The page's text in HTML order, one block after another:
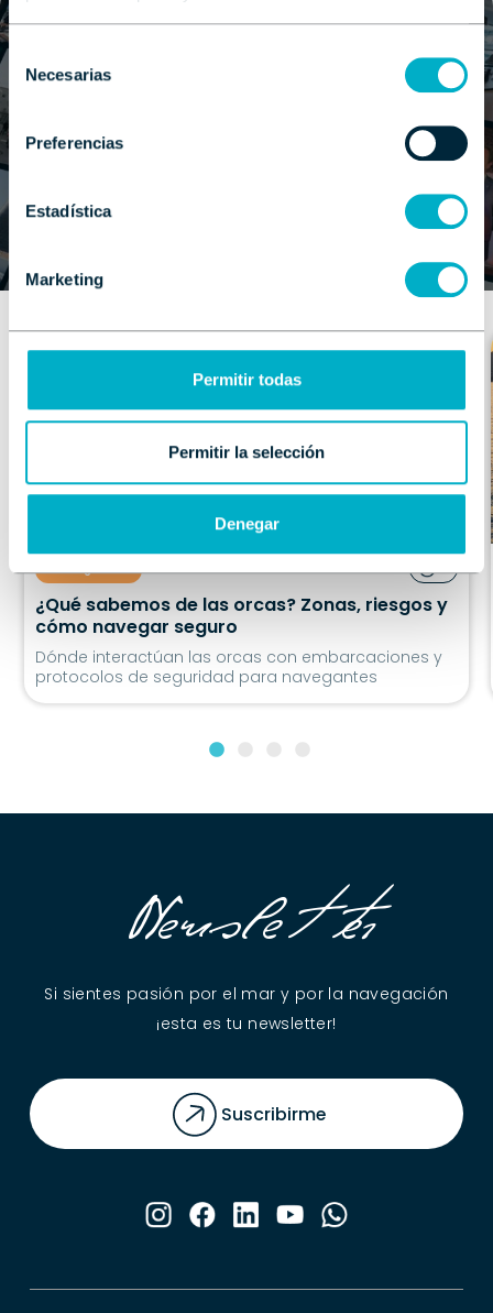
Selección
Necesarias
Preferencias
Estadística
Marketing
Permitir todas
Permitir la selección
Denegar
Navegación 5'
¿Qué sabemos de las orcas? Zonas, riesgos y
cómo navegar seguro
Dónde interactúan las orcas con embarcaciones y
protocolos de seguridad para navegantes
Newsletter
Si sientes pasión por el mar y por la navegación
¡esta es tu newsletter!
Suscribirme